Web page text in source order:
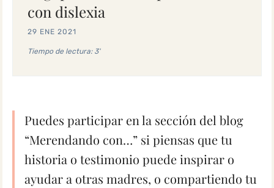
con dislexia
29 ENE 2021
Tiempo de lectura: 3'
Puedes participar en la sección del blog
“Merendando con…” si piensas que tu
historia o testimonio puede inspirar o
ayudar a otras madres, o compartiendo tu